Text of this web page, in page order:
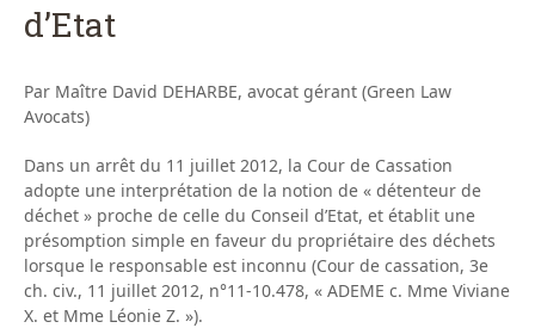
d’Etat
Par Maître David DEHARBE, avocat gérant (Green Law
Avocats)
Dans un arrêt du 11 juillet 2012, la Cour de Cassation
adopte une interprétation de la notion de « détenteur de
déchet » proche de celle du Conseil d’Etat, et établit une
présomption simple en faveur du propriétaire des déchets
lorsque le responsable est inconnu (Cour de cassation, 3e
ch. civ., 11 juillet 2012, n°11-10.478, « ADEME c. Mme Viviane
X. et Mme Léonie Z. »).